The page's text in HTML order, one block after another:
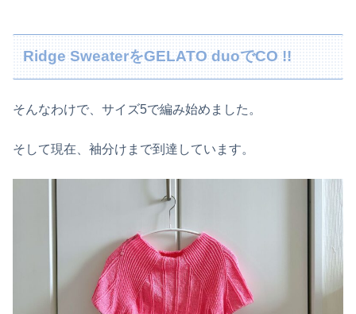
Ridge SweaterをGELATO duoでCO !!
そんなわけで、サイズ5で編み始めました。
そして現在、袖分けまで到達しています。